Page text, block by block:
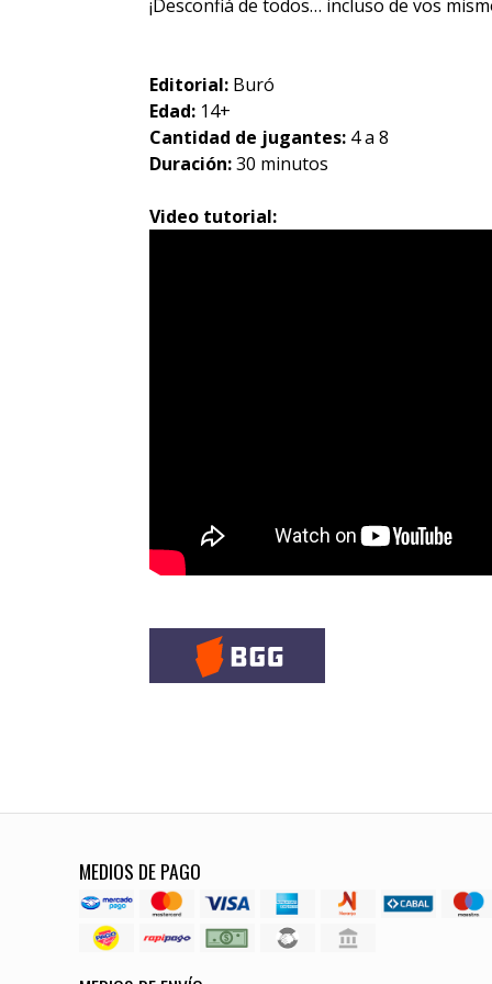
¡Desconfiá de todos… incluso de vos
Editorial: Buró
Edad: 14+
Cantidad de jugantes: 4 a 8
Duración:30 minutos
Video tutorial:
MEDIOS DE PAGO